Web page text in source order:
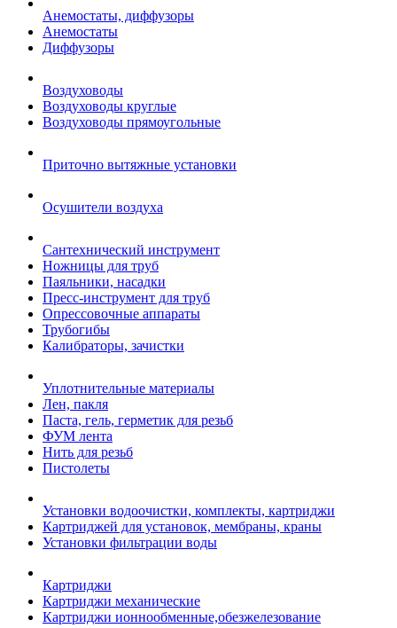
Анемостаты, диффузоры
Анемостаты
Диффузоры
Воздуховоды
Воздуховоды круглые
Воздуховоды прямоугольные
Приточно вытяжные установки
Осушители воздуха
Сантехнический инструмент
Ножницы для труб
Паяльники, насадки
Пресс-инструмент для труб
Опрессовочные аппараты
Трубогибы
Калибраторы, зачистки
Уплотнительные материалы
Лен, пакля
Паста, гель, герметик для резьб
ФУМ лента
Нить для резьб
Пистолеты
Установки водоочистки, комплекты, картриджи
Картриджей для установок, мембраны, краны
Установки фильтрации воды
Картриджи
Картриджи механические
Картриджи ионнообменные,обезжелезование